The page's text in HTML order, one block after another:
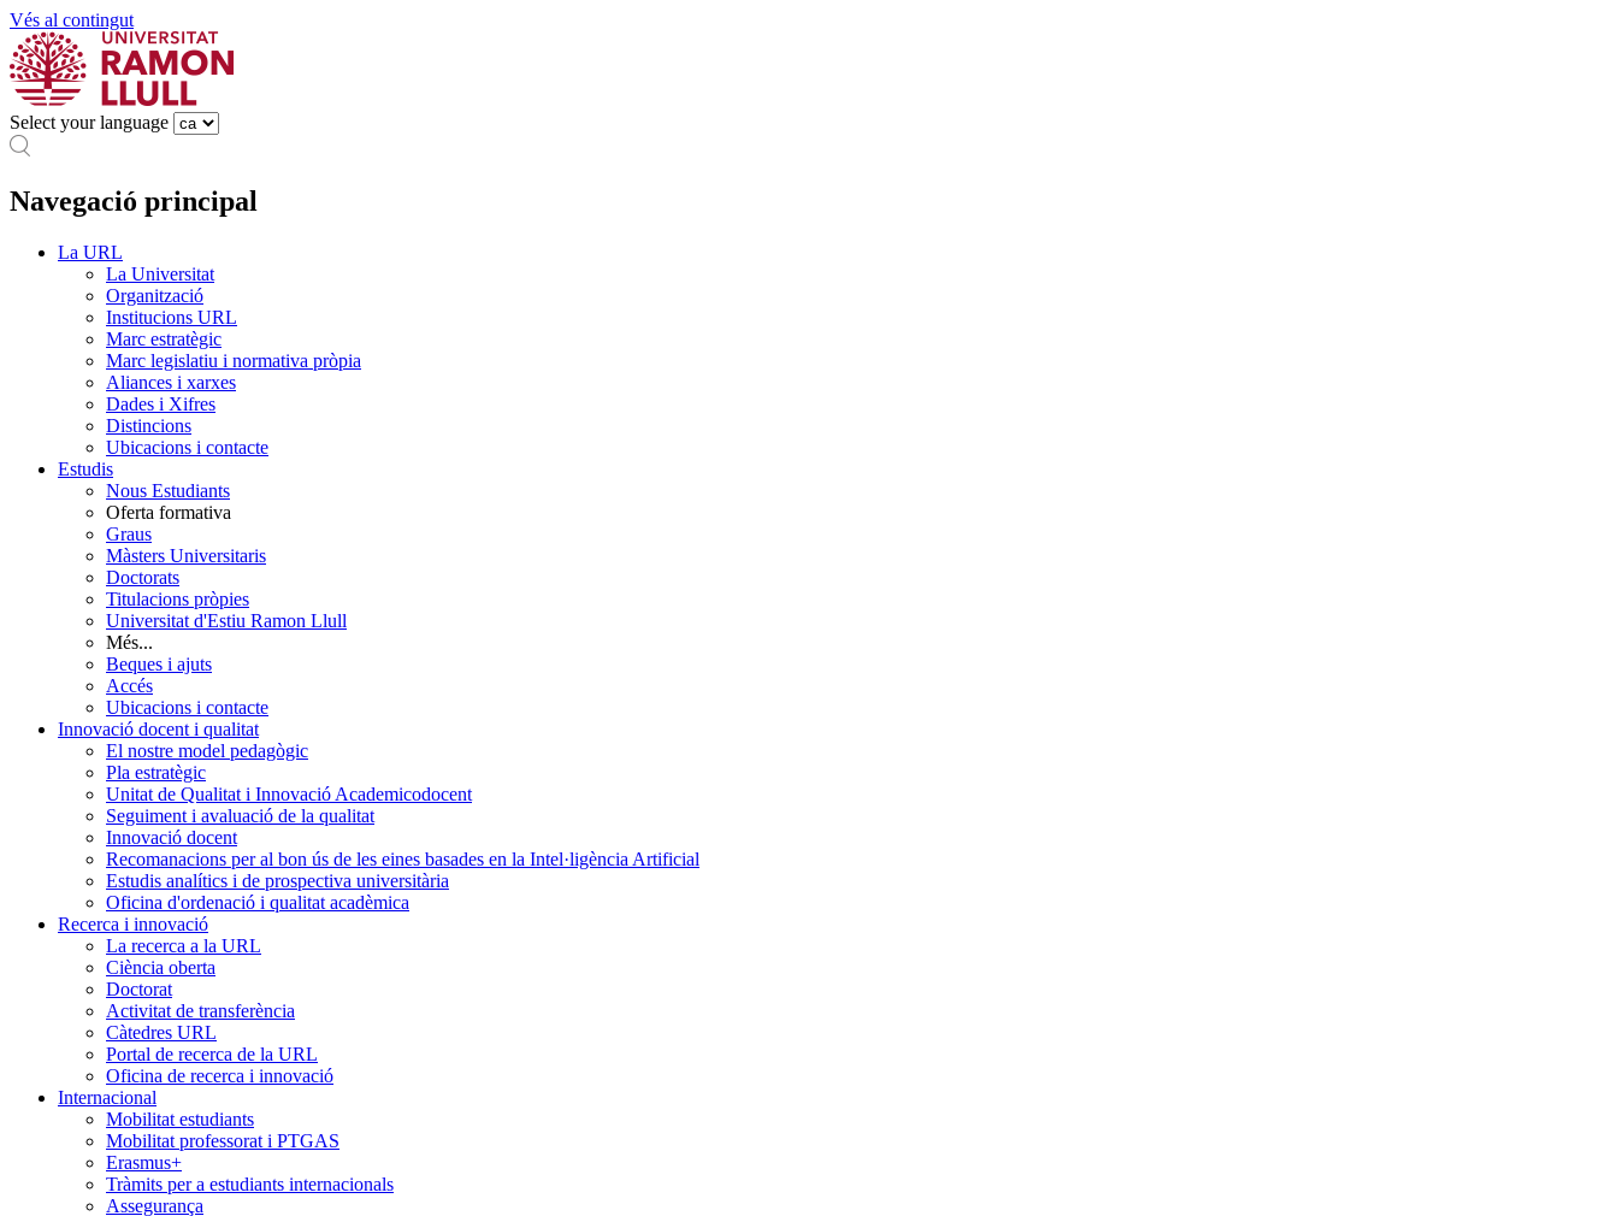
Vés al contingut
Select your language
Navegació principal
La URL
La Universitat
Organització
Institucions URL
Marc estratègic
Marc legislatiu i normativa pròpia
Aliances i xarxes
Dades i Xifres
Distincions
Ubicacions i contacte
Estudis
Nous Estudiants
Oferta formativa
Graus
Màsters Universitaris
Doctorats
Titulacions pròpies
Universitat d'Estiu Ramon Llull
Més...
Beques i ajuts
Accés
Ubicacions i contacte
Innovació docent i qualitat
El nostre model pedagògic
Pla estratègic
Unitat de Qualitat i Innovació Academicodocent
Seguiment i avaluació de la qualitat
Innovació docent
Recomanacions per al bon ús de les eines basades en la Intel·ligència Artificial
Estudis analítics i de prospectiva universitària
Oficina d'ordenació i qualitat acadèmica
Recerca i innovació
La recerca a la URL
Ciència oberta
Doctorat
Activitat de transferència
Càtedres URL
Portal de recerca de la URL
Oficina de recerca i innovació
Internacional
Mobilitat estudiants
Mobilitat professorat i PTGAS
Erasmus+
Tràmits per a estudiants internacionals
Assegurança